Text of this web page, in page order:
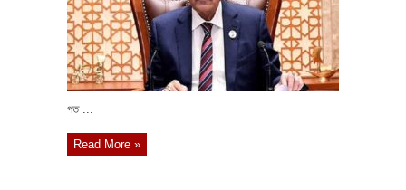
গত ...
Read More »